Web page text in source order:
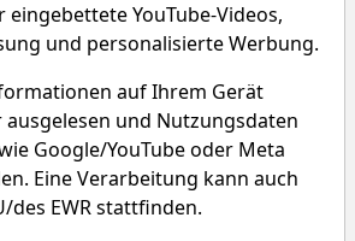
MRAM WKN A2AS0X
eingebettete YouTube-Videos,
und personalisierte Werbung.
auf Ihrem Gerät
und Nutzungsdaten
Google/YouTube oder Meta
Eine Verarbeitung kann auch
des EWR stattfinden.